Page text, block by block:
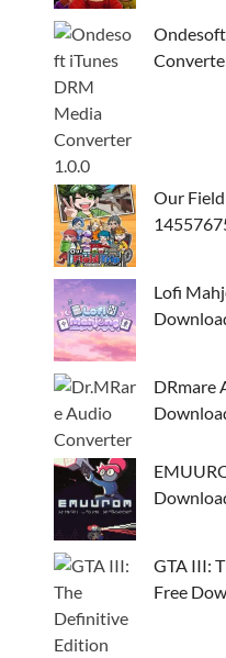
Our
Lofi
DRmare
GTA III:
Free